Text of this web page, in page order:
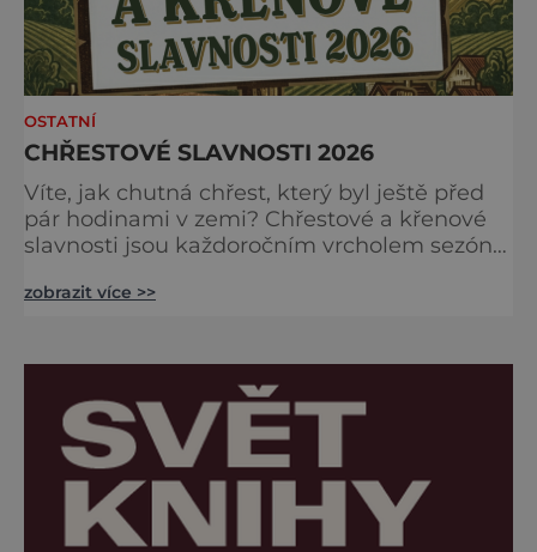
OSTATNÍ
CHŘESTOVÉ SLAVNOSTI 2026
Víte, jak chutná chřest, který byl ještě před
pár hodinami v zemi? Chřestové a křenové
slavnosti jsou každoročním vrcholem sezóny,
společně oslavily „bílé a zelené zlato“
není jen o holandské omáčce. Ochutnáte
jemné krémov
zobrazit více >>